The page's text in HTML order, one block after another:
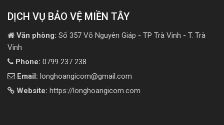
DỊCH VỤ BẢO VỆ MIỀN TÂY
Văn phòng: Số 357 Võ Nguyên Giáp - TP Trà Vinh - T. Trà
Vinh
Phone: 0799 237 238
Email: longhoangicom@gmail.com
Website: https://longhoangicom.com